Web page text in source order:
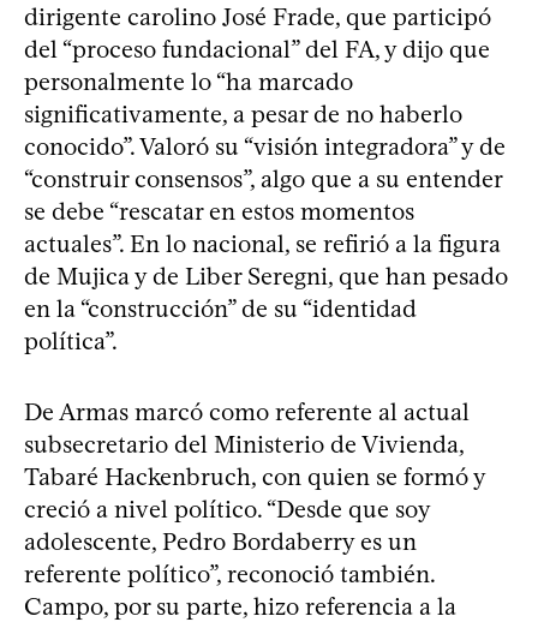
dirigente carolino José Frade, que participó
del “proceso fundacional” del FA, y dijo que
personalmente lo “ha marcado
significativamente, a pesar de no haberlo
conocido”. Valoró su “visión integradora” y de
“construir consensos”, algo que a su entender
se debe “rescatar en estos momentos
actuales”. En lo nacional, se refirió a la figura
de Mujica y de Liber Seregni, que han pesado
en la “construcción” de su “identidad
política”.
De Armas marcó como referente al actual
subsecretario del Ministerio de Vivienda,
Tabaré Hackenbruch, con quien se formó y
creció a nivel político. “Desde que soy
adolescente, Pedro Bordaberry es un
referente político”, reconoció también.
Campo, por su parte, hizo referencia a la